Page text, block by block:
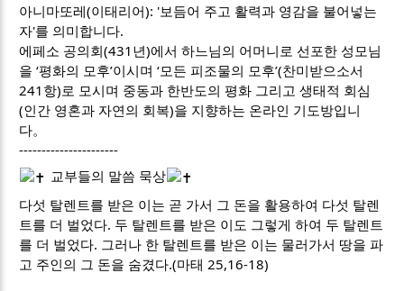
아니마또레(이태리어): '보듬어 주고 활력과 영감을 불어넣는
자'를 의미합니다.
에페소 공의회(431년)에서 하느님의 어머니로 선포한 성모님
을 ‘평화의 모후’이시며 ‘모든 피조물의 모후’(찬미받으소서
241항)로 모시며 중동과 한반도의 평화 그리고 생태적 회심
(인간 영혼과 자연의 회복)을 지향하는 온라인 기도방입니
다。
----------------------
교부들의 말씀 묵상
다섯 탈렌트를 받은 이는 곧 가서 그 돈을 활용하여 다섯 탈렌
트를 더 벌었다. 두 탈렌트를 받은 이도 그렇게 하여 두 탈렌트
를 더 벌었다. 그러나 한 탈렌트를 받은 이는 물러가서 땅을 파
고 주인의 그 돈을 숨겼다.(마태 25,16-18)